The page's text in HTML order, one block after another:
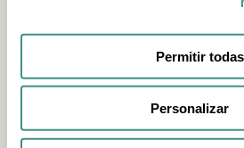
Permitir todas
Personalizar